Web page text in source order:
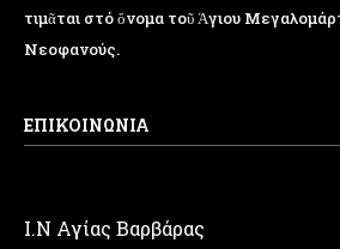
τιμᾶται στό ὄνομα τοῦ Ἁγιου
Νεοφανούς.
ΕΠΙΚΟΙΝΩΝΙΑ
Ι.Ν Αγίας Βαρβάρας